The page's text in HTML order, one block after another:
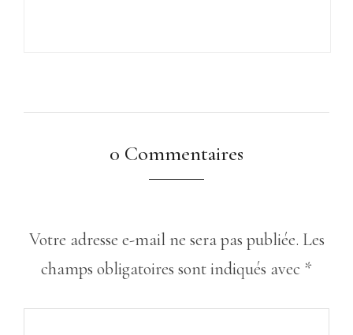
0 Commentaires
Votre adresse e-mail ne sera pas publiée. Les
champs obligatoires sont indiqués avec *